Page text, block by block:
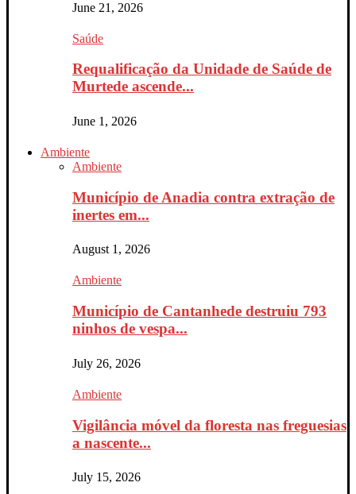
June 21, 2026
Saúde
Requalificação da Unidade de Saúde de
Murtede ascende...
June 1, 2026
Ambiente
Ambiente
Município de Anadia contra extração de
inertes em...
August 1, 2026
Ambiente
Município de Cantanhede destruiu 793
ninhos de vespa...
July 26, 2026
Ambiente
Vigilância móvel da floresta nas freguesias
a nascente...
July 15, 2026